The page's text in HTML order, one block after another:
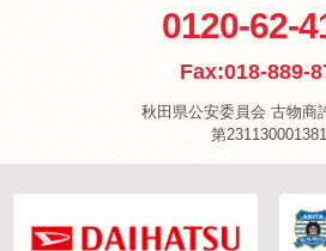
0120-62-
Fax:018-889-
秋田県公安委員会 古物商
第231130001381